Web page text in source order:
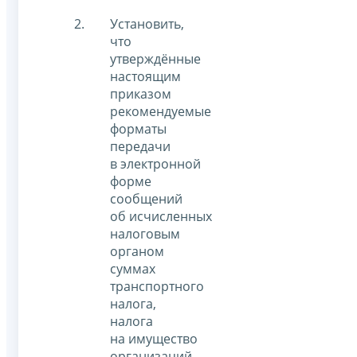
Установить,
что
утверждённые
настоящим
приказом
рекомендуемые
форматы
передачи
в электронной
форме
сообщений
об исчисленных
налоговым
органом
суммах
транспортного
налога,
налога
на имущество